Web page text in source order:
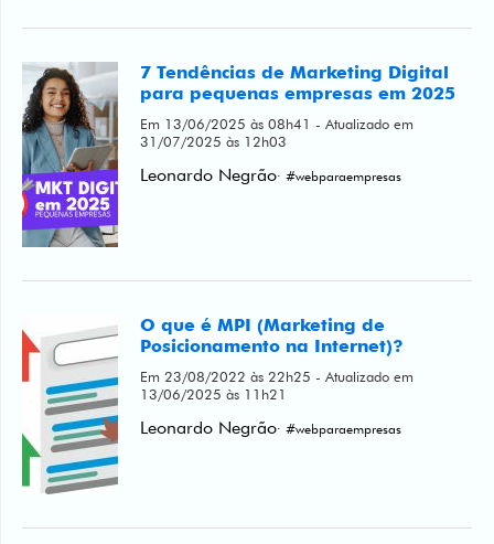
7 Tendências de Marketing Digital
para pequenas empresas em 2025
Em 13/06/2025 às 08h41 - Atualizado em
31/07/2025 às 12h03
Leonardo Negrão· #webparaempresas
O que é MPI (Marketing de
Posicionamento na Internet)?
Em 23/08/2022 às 22h25 - Atualizado em
13/06/2025 às 11h21
Leonardo Negrão· #webparaempresas